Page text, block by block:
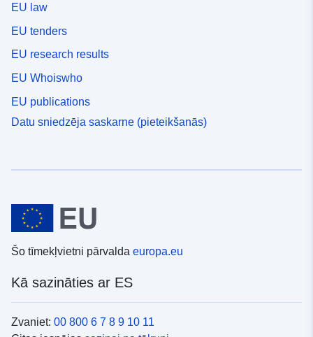
EU law
EU tenders
EU research results
EU Whoiswho
EU publications
Datu sniedzēja saskarne (pieteikšanās)
Šo tīmekļvietni pārvalda europa.eu
Kā sazināties ar ES
Zvaniet: 00 800 6 7 8 9 10 11